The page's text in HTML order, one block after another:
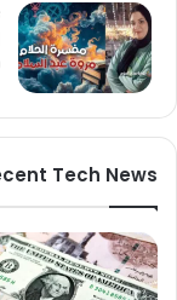
Tech News